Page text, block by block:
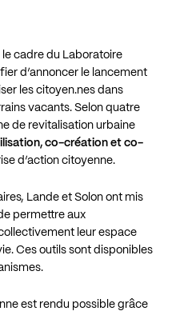
le cadre du Laboratoire
d’annoncer le lancement
les citoyen.nes dans
vacants. Selon quatre
de revitalisation urbaine
co-création et co-
d’action citoyenne.
Lande et Solon ont mis
permettre aux
leur espace
Ces outils sont disponibles
est rendu possible grâce